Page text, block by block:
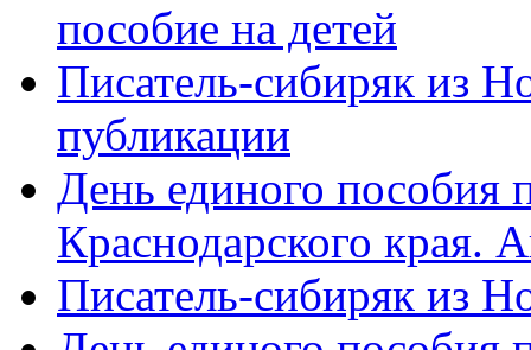
пособие на детей
Писатель-сибиряк из
публикации
День единого пособия
Краснодарского края.
Писатель-сибиряк из